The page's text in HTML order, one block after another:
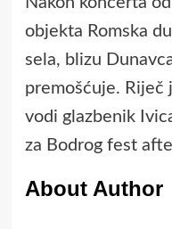
objekta Romska
sela, blizu
premošćuje. Riječ
vodi glazbenik
za Bodrog fest
About Author